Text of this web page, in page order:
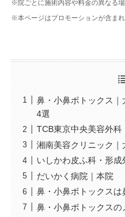
※院ごとに施術内容や料金の異なる
※本ページはプロモーションが含ま
鼻・小鼻ボトックス｜
4選
TCB東京中央美容外科
湘南美容クリニック｜
いしかわ皮ふ科・形成
だいかく病院｜本院
鼻・小鼻ボトックスは
鼻・小鼻ボトックス